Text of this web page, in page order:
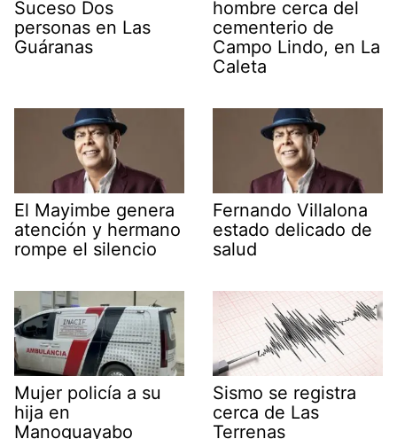
Suceso Dos
personas en Las
Guáranas
hombre cerca del
cementerio de
Campo Lindo, en La
Caleta
El Mayimbe genera
atención y hermano
rompe el silencio
Fernando Villalona
estado delicado de
salud
Mujer policía a su
hija en
Manoguayabo
Sismo se registra
cerca de Las
Terrenas